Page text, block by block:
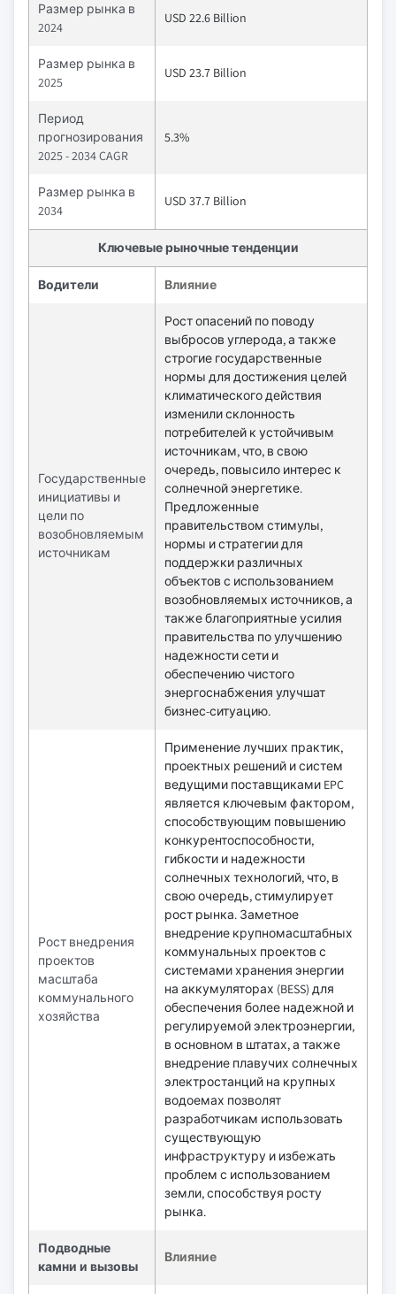
Размер рынка в
2024
USD 22.6 Billion
Размер рынка в
2025
USD 23.7 Billion
Период
прогнозирования
2025 - 2034 CAGR
5.3%
Размер рынка в
2034
USD 37.7 Billion
Ключевые рыночные тенденции
Водители Влияние
Государственные
инициативы и
цели по
возобновляемым
источникам
Рост опасений по поводу
выбросов углерода, а также
строгие государственные
нормы для достижения целей
климатического действия
изменили склонность
потребителей к устойчивым
источникам, что, в свою
очередь, повысило интерес к
солнечной энергетике.
Предложенные
правительством стимулы,
нормы и стратегии для
поддержки различных
объектов с использованием
возобновляемых источников, а
также благоприятные усилия
правительства по улучшению
надежности сети и
обеспечению чистого
энергоснабжения улучшат
бизнес-ситуацию.
Рост внедрения
проектов
масштаба
коммунального
хозяйства
Применение лучших практик,
проектных решений и систем
ведущими поставщиками EPC
является ключевым фактором,
способствующим повышению
конкурентоспособности,
гибкости и надежности
солнечных технологий, что, в
свою очередь, стимулирует
рост рынка. Заметное
внедрение крупномасштабных
коммунальных проектов с
системами хранения энергии
на аккумуляторах (BESS) для
обеспечения более надежной и
регулируемой электроэнергии,
в основном в штатах, а также
внедрение плавучих солнечных
электростанций на крупных
водоемах позволят
разработчикам использовать
существующую
инфраструктуру и избежать
проблем с использованием
земли, способствуя росту
рынка.
Подводные
камни и вызовы
Влияние